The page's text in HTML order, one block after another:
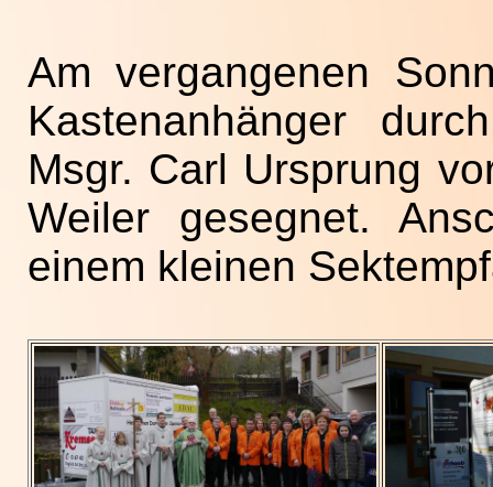
Am vergangenen
Kastenanhänger
Msgr. Carl Ursprung
Weiler gesegnet.
einem kleinen